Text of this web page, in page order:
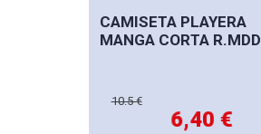
CAMISETA PLAYERA
MANGA CORTA R.MDD
10.5 €
6,40 €